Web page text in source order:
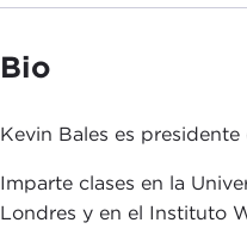
Bio
Kevin Bales es presidente
Imparte clases en la
Londres y en el Instituto